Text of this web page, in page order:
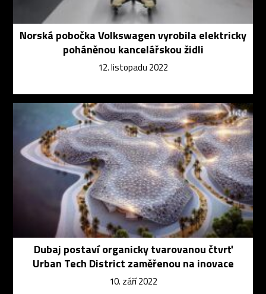
Norská pobočka Volkswagen vyrobila elektricky
poháněnou kancelářskou židli
12. listopadu 2022
Dubaj postaví organicky tvarovanou čtvrť
Urban Tech District zaměřenou na inovace
10. září 2022